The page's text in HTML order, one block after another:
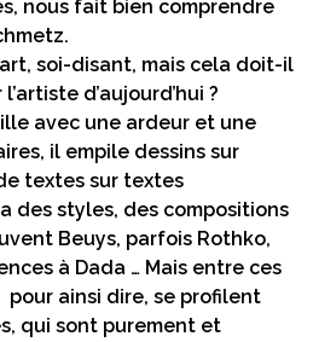
nous fait bien comprendre
soi-disant, mais cela doit-il
d’aujourd’hui ?
avec une ardeur et une
il empile dessins sur
textes sur textes
des styles, des compositions
Beuys, parfois Rothko,
à Dada … Mais entre ces
ainsi dire, se profilent
qui sont purement et